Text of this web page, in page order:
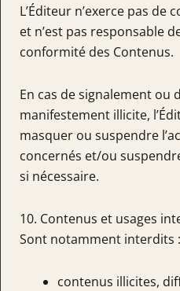
L’Éditeur n’exerce pas
et n’est pas responsable
conformité des Contenus.
En cas de signalement ou
manifestement illicite,
masquer ou suspendre
concernés et/ou
si nécessaire.
10. Contenus et usages
Sont notamment interdits :
contenus illicites,